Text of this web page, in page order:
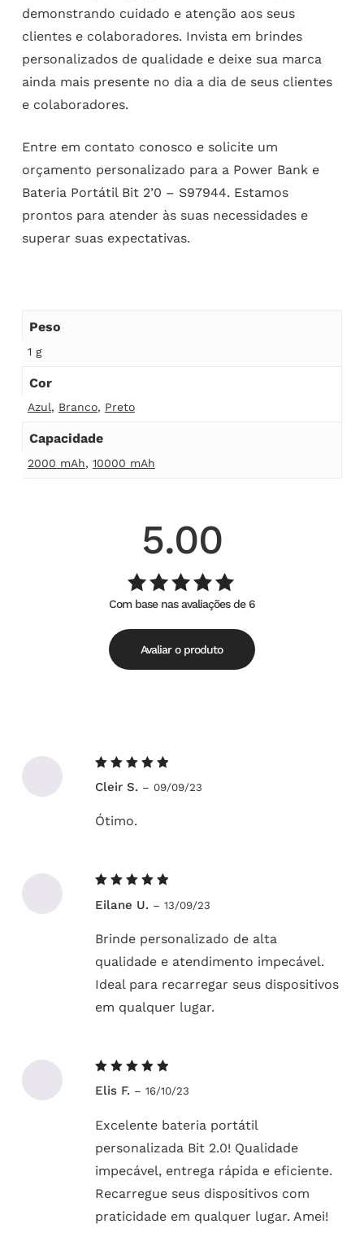
demonstrando cuidado e atenção aos seus
clientes e colaboradores. Invista em brindes
personalizados de qualidade e deixe sua marca
ainda mais presente no dia a dia de seus clientes
e colaboradores.
Entre em contato conosco e solicite um
orçamento personalizado para a Power Bank e
Bateria Portátil Bit 2’0 – S97944. Estamos
prontos para atender às suas necessidades e
superar suas expectativas.
Peso
1 g
Cor
Azul, Branco, Preto
Capacidade
2000 mAh, 10000 mAh
5.00
Avaliação
5.00de
5
Com base nas avaliações de 6
Avaliar o produto
5de 5
Cleir S. – 09/09/23
Ótimo.
5de 5
Eilane U. – 13/09/23
Brinde personalizado de alta
qualidade e atendimento impecável.
Ideal para recarregar seus dispositivos
em qualquer lugar.
5de 5
Elis F. – 16/10/23
Excelente bateria portátil
personalizada Bit 2.0! Qualidade
impecável, entrega rápida e eficiente.
Recarregue seus dispositivos com
praticidade em qualquer lugar. Amei!